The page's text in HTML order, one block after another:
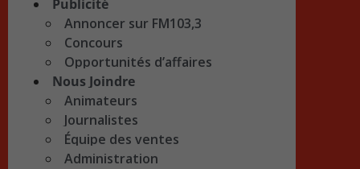
Publicité
Annoncer sur FM103,3
Concours
Opportunités d’affaires
Nous Joindre
Animateurs
Journalistes
Équipe des ventes
Administration